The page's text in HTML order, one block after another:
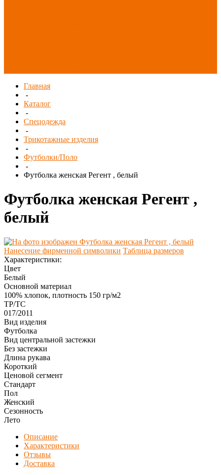
Главная
-
Каталог
-
Спецодежда
-
Трикотажные изделия
-
Футболки/Поло
-
Футболка женская Регент , белый
Футболка женская Регент ,
белый
Нанесение фирменной символики Таблица размеров
Характеристики:
Цвет
Белый
Основной материал
100% хлопок, плотность 150 гр/м2
ТР/ТС
017/2011
Вид изделия
Футболка
Вид центральной застежки
Без застежки
Длина рукава
Короткий
Ценовой сегмент
Стандарт
Пол
Женский
Сезонность
Лето
Описание
Характеристики
Отзывы
Доставка